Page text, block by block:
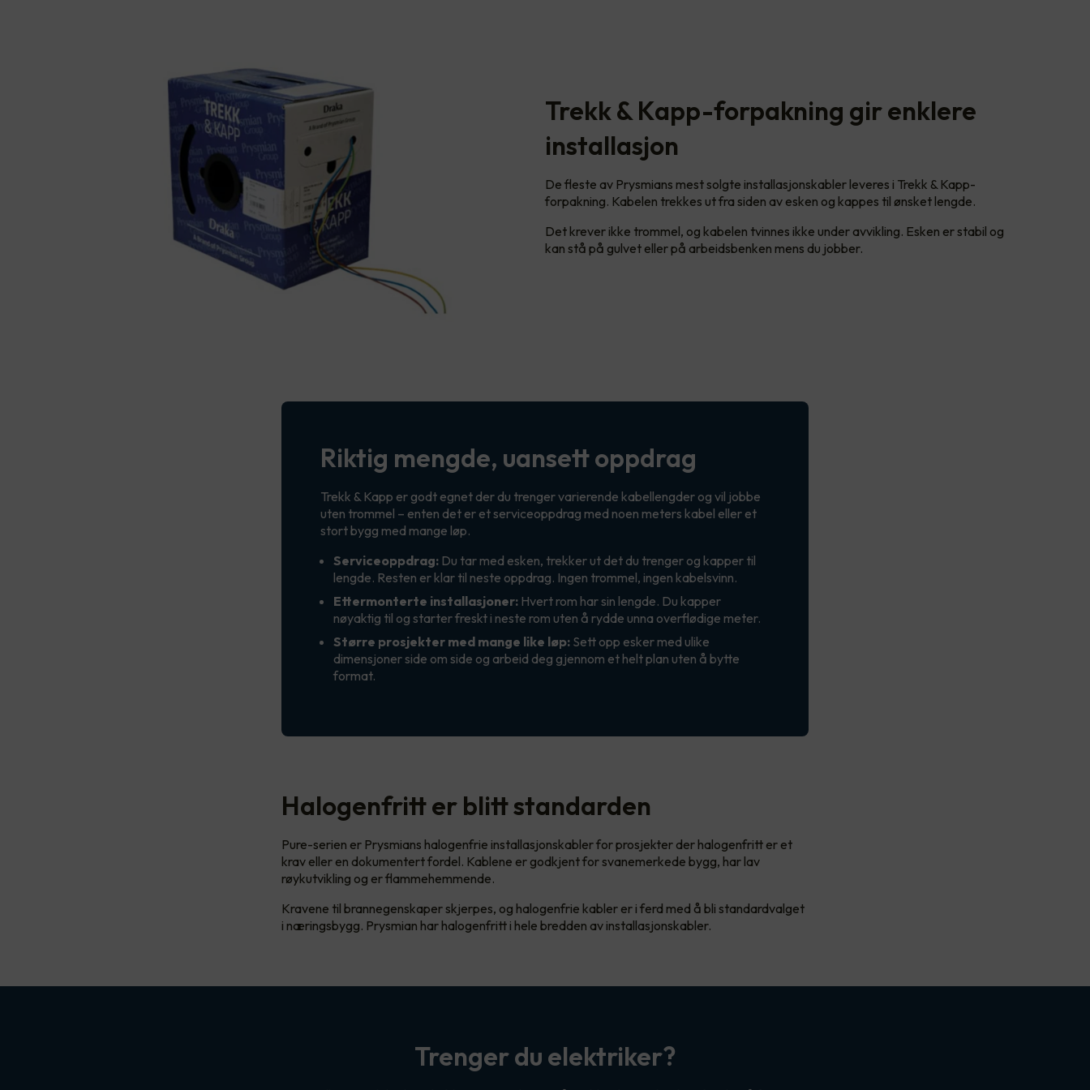
Trekk & Kapp-forpakning gir enklere
installasjon
De fleste av Prysmians mest solgte installasjonskabler leveres i Trekk & Kapp-
forpakning. Kabelen trekkes ut fra siden av esken og kappes til ønsket lengde.
Det krever ikke trommel, og kabelen tvinnes ikke under avvikling. Esken er stabil og
kan stå på gulvet eller på arbeidsbenken mens du jobber.
Riktig mengde, uansett oppdrag
Trekk & Kapp er godt egnet der du trenger varierende kabellengder og vil jobbe
uten trommel – enten det er et serviceoppdrag med noen meters kabel eller et
stort bygg med mange løp.
Serviceoppdrag: Du tar med esken, trekker ut det du trenger og kapper til
lengde. Resten er klar til neste oppdrag. Ingen trommel, ingen kabelsvinn.
Ettermonterte installasjoner: Hvert rom har sin lengde. Du kapper
nøyaktig til og starter freskt i neste rom uten å rydde unna overflødige meter.
Større prosjekter med mange like løp: Sett opp esker med ulike
dimensjoner side om side og arbeid deg gjennom et helt plan uten å bytte
format.
Halogenfritt er blitt standarden
Pure-serien er Prysmians halogenfrie installasjonskabler for prosjekter der halogenfritt er et
krav eller en dokumentert fordel. Kablene er godkjent for svanemerkede bygg, har lav
røykutvikling og er flammehemmende.
Kravene til brannegenskaper skjerpes, og halogenfrie kabler er i ferd med å bli standardvalget
i næringsbygg. Prysmian har halogenfritt i hele bredden av installasjonskabler.
Trenger du elektriker?